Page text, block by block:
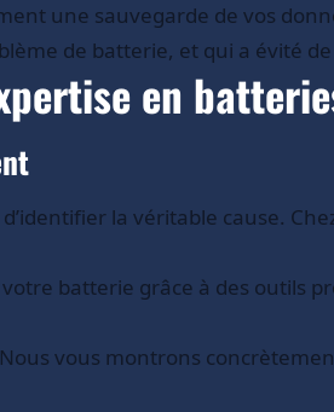
une sauvegarde de vos
de batterie, et qui a évité
en
la véritable cause.
votre batterie grâce à des outils
vous montrons